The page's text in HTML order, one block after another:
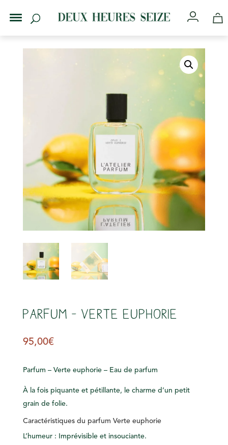
Parfum – Verte euphorie
95,00€
Parfum – Verte euphorie – Eau de parfum
À la fois piquante et pétillante, le charme d’un petit
grain de folie.
Caractéristiques du parfum Verte euphorie
L’humeur : Imprévisible et insouciante.